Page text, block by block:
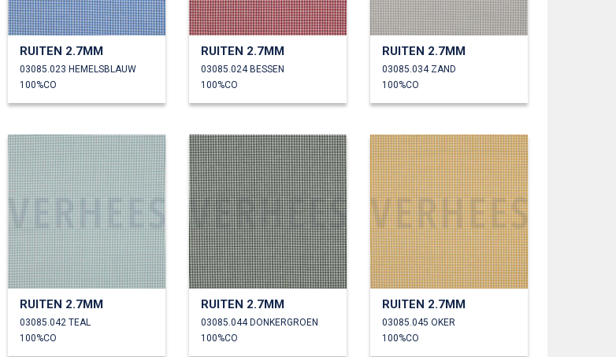
RUITEN 2.7MM
03085.023 HEMELSBLAUW
100%CO
RUITEN 2.7MM
03085.024 BESSEN
100%CO
RUITEN 2.7MM
03085.034 ZAND
100%CO
RUITEN 2.7MM
03085.042 TEAL
100%CO
RUITEN 2.7MM
03085.044 DONKERGROEN
100%CO
RUITEN 2.7MM
03085.045 OKER
100%CO